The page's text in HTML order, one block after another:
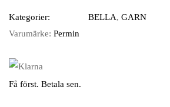
Kategorier: BELLA, GARN
Varumärke: Permin
Få först. Betala sen.